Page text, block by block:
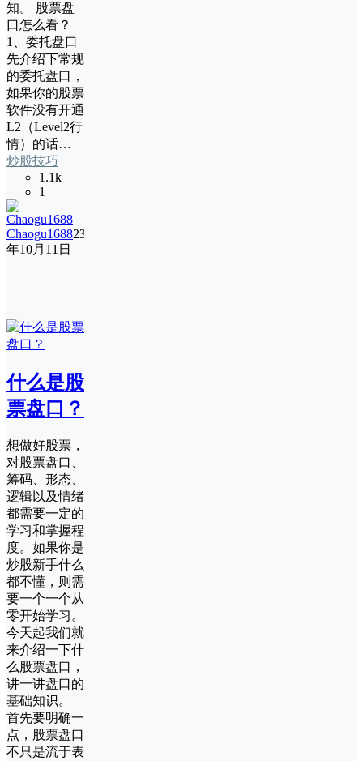
知。 股票盘
口怎么看？
1、委托盘口
先介绍下常规
的委托盘口，
如果你的股票
软件没有开通
L2（Level2行
情）的话…
炒股技巧
1.1k
1
Chaogu168823
年10月11日
什么是股
票盘口？
想做好股票，
对股票盘口、
筹码、形态、
逻辑以及情绪
都需要一定的
学习和掌握程
度。如果你是
炒股新手什么
都不懂，则需
要一个一个从
零开始学习。
今天起我们就
来介绍一下什
么股票盘口，
讲一讲盘口的
基础知识。
首先要明确一
点，股票盘口
不只是流于表